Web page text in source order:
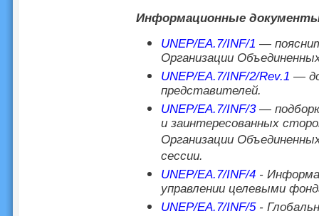
Информационные
UNEP/EA.7/INF/1 —
Организации
UNEP/EA.7/INF/2/Rev.1 —
представителей.
UNEP/EA.7/INF/3—
и заинтересованных
Организации
сессии.
UNEP/EA.7/INF/4-
управлении целевыми
UNEP/EA.7/INF/5 -